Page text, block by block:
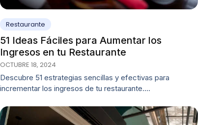
Restaurante
51 Ideas Fáciles para Aumentar los
Ingresos en tu Restaurante
OCTUBRE 18, 2024
Descubre 51 estrategias sencillas y efectivas para
incrementar los ingresos de tu restaurante.…